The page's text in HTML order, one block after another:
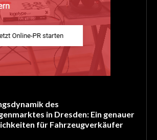
des
in Dresden: Ein genauer
für Fahrzeugverkäufer